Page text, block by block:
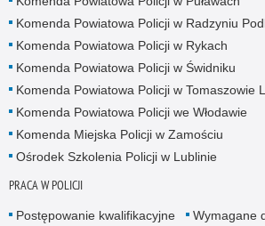
Komenda Powiatowa Policji w Radzyniu
Komenda Powiatowa Policji w Rykach
Komenda Powiatowa Policji w Świdniku
Komenda Powiatowa Policji w Tomaszowie
Komenda Powiatowa Policji we Włodawie
Komenda Miejska Policji w Zamościu
Ośrodek Szkolenia Policji w Lublinie
PRACA W POLICJI
Postępowanie kwalifikacyjne
Wymagane